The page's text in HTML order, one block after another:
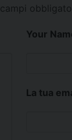
I campi
Your
La tua